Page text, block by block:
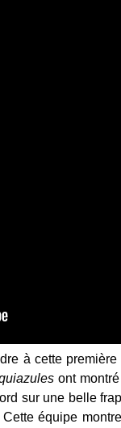
à cette
ont montré
sur une belle
Cette équipe